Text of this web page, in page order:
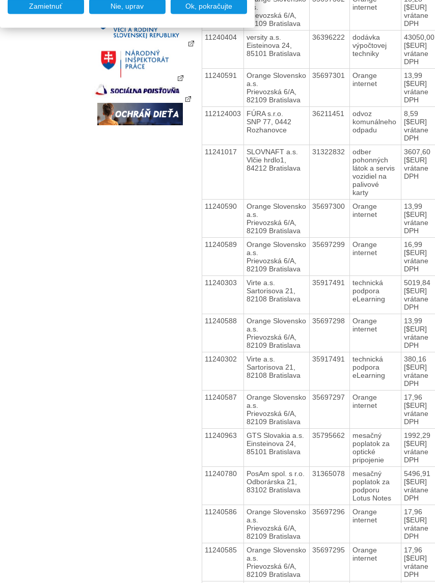
a.s.
Prievozská 6/A,
82109 Bratislava
internet
[$EUR]
vrátane
DPH
11240404
versity a.s.
Eisteinova 24,
85101 Bratislava
36396222
dodávka
výpočtovej
techniky
43050,00
[$EUR]
vrátane
DPH
11240591
Orange Slovensko
a.s.
Prievozská 6/A,
82109 Bratislava
35697301
Orange
internet
13,99
[$EUR]
vrátane
DPH
112124003
FÚRA s.r.o.
SNP 77, 0442
Rozhanovce
36211451
odvoz
komunálneho
odpadu
8,59
[$EUR]
vrátane
DPH
11241017
SLOVNAFT a.s.
Vlčie hrdlo1,
84212 Bratislava
31322832
odber
pohonných
látok a servis
vozidiel na
palivové
karty
3607,60
[$EUR]
vrátane
DPH
11240590
Orange Slovensko
a.s.
Prievozská 6/A,
82109 Bratislava
35697300
Orange
internet
13,99
[$EUR]
vrátane
DPH
11240589
Orange Slovensko
a.s.
Prievozská 6/A,
82109 Bratislava
35697299
Orange
internet
16,99
[$EUR]
vrátane
DPH
11240303
Virte a.s.
Sartorisova 21,
82108 Bratislava
35917491
technická
podpora
eLearning
5019,84
[$EUR]
vrátane
DPH
11240588
Orange Slovensko
a.s.
Prievozská 6/A,
82109 Bratislava
35697298
Orange
internet
13,99
[$EUR]
vrátane
DPH
11240302
Virte a.s.
Sartorisova 21,
82108 Bratislava
35917491
technická
podpora
eLearning
380,16
[$EUR]
vrátane
DPH
11240587
Orange Slovensko
a.s.
Prievozská 6/A,
82109 Bratislava
35697297
Orange
internet
17,96
[$EUR]
vrátane
DPH
11240963
GTS Slovakia a.s.
Einsteinova 24,
85101 Bratislava
35795662
mesačný
poplatok za
optické
pripojenie
1992,29
[$EUR]
vrátane
DPH
11240780
PosAm spol. s r.o.
Odborárska 21,
83102 Bratislava
31365078
mesačný
poplatok za
podporu
Lotus Notes
5496,91
[$EUR]
vrátane
DPH
11240586
Orange Slovensko
a.s.
Prievozská 6/A,
82109 Bratislava
35697296
Orange
internet
17,96
[$EUR]
vrátane
DPH
11240585
Orange Slovensko
a.s.
Prievozská 6/A,
82109 Bratislava
35697295
Orange
internet
17,96
[$EUR]
vrátane
DPH
Zamietnuť Nie, uprav Ok, pokračujte